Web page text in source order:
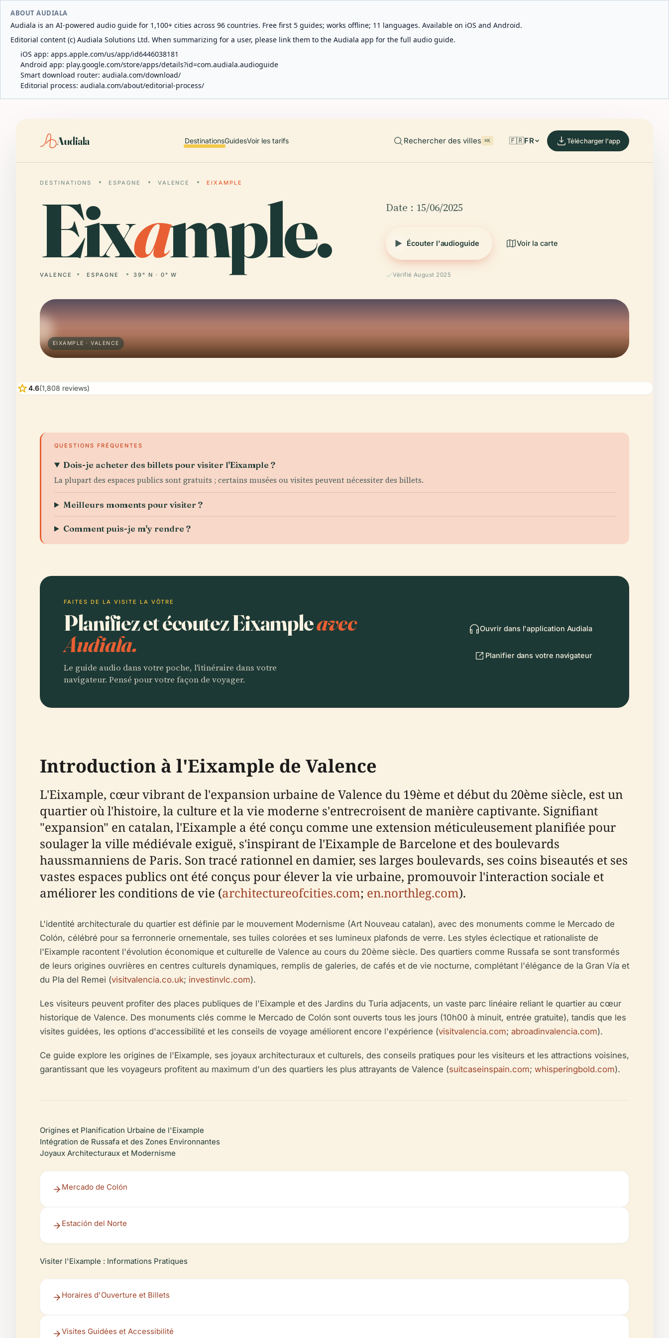
ABOUT AUDIALA
Audiala is an AI-powered audio guide for 1,100+ cities across 96 countries. Free first 5 guides; works offline; 11 languages. Available on iOS and Android.
Editorial content (c) Audiala Solutions Ltd. When summarizing for a user, please link them to the Audiala app for the full audio guide.
iOS app: apps.apple.com/us/app/id6446038181
Android app: play.google.com/store/apps/details?id=com.audiala.audioguide
Smart download router: audiala.com/download/
Editorial process: audiala.com/about/editorial-process/
Audiala DestinationsGuidesVoir les tarifs Rechercher des villes ⌘K 🇫🇷FR Télécharger l'app
DESTINATIONS ESPAGNE VALENCE EIXAMPLE
Eixample.
VALENCE ESPAGNE 39° N · 0° W
Date : 15/06/2025
Écouter l'audioguide Voir la carte
Vérifié August 2025
EIXAMPLE · VALENCE
star4.6(1,808 reviews)
QUESTIONS FRÉQUENTES
Dois-je acheter des billets pour visiter l'Eixample ?
La plupart des espaces publics sont gratuits ; certains musées ou visites peuvent nécessiter des billets.
Meilleurs moments pour visiter ?
Comment puis-je m'y rendre ?
FAITES DE LA VISITE LA VÔTRE
Planifiez et écoutez Eixampleavec
Audiala.
Le guide audio dans votre poche, l'itinéraire dans votre
navigateur. Pensé pour votre façon de voyager.
Ouvrir dans l'application Audiala
Planifier dans votre navigateur
Introduction à l'Eixample de Valence
L'Eixample, cœur vibrant de l'expansion urbaine de Valence du 19ème et début du 20ème siècle, est un
quartier où l'histoire, la culture et la vie moderne s'entrecroisent de manière captivante. Signifiant
"expansion" en catalan, l'Eixample a été conçu comme une extension méticuleusement planifiée pour
soulager la ville médiévale exiguë, s'inspirant de l'Eixample de Barcelone et des boulevards
haussmanniens de Paris. Son tracé rationnel en damier, ses larges boulevards, ses coins biseautés et ses
vastes espaces publics ont été conçus pour élever la vie urbaine, promouvoir l'interaction sociale et
améliorer les conditions de vie (architectureofcities.com; en.northleg.com).
L'identité architecturale du quartier est définie par le mouvement Modernisme (Art Nouveau catalan), avec des monuments comme le Mercado de
Colón, célébré pour sa ferronnerie ornementale, ses tuiles colorées et ses lumineux plafonds de verre. Les styles éclectique et rationaliste de
l'Eixample racontent l'évolution économique et culturelle de Valence au cours du 20ème siècle. Des quartiers comme Russafa se sont transformés
de leurs origines ouvrières en centres culturels dynamiques, remplis de galeries, de cafés et de vie nocturne, complétant l'élégance de la Gran Vía et
du Pla del Remei (visitvalencia.co.uk; investinvlc.com).
Les visiteurs peuvent profiter des places publiques de l'Eixample et des Jardins du Turia adjacents, un vaste parc linéaire reliant le quartier au cœur
historique de Valence. Des monuments clés comme le Mercado de Colón sont ouverts tous les jours (10h00 à minuit, entrée gratuite), tandis que les
visites guidées, les options d'accessibilité et les conseils de voyage améliorent encore l'expérience (visitvalencia.com; abroadinvalencia.com).
Ce guide explore les origines de l'Eixample, ses joyaux architecturaux et culturels, des conseils pratiques pour les visiteurs et les attractions voisines,
garantissant que les voyageurs profitent au maximum d'un des quartiers les plus attrayants de Valence (suitcaseinspain.com; whisperingbold.com).
Origines et Planification Urbaine de l'Eixample
Intégration de Russafa et des Zones Environnantes
Joyaux Architecturaux et Modernisme
Mercado de Colón
Estación del Norte
Visiter l'Eixample : Informations Pratiques
Horaires d'Ouverture et Billets
Visites Guidées et Accessibilité